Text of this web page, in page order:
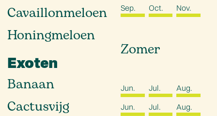
Cavaillonmeloen
Honingmeloen
Exoten
Banaan
Cactusvijg
Sep.
Oct. Nov.
Zomer
Jun. Jul.
Aug.
Jun.
Jul.
Aug.